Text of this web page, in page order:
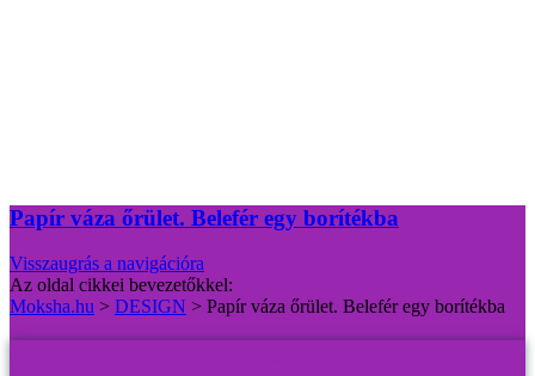
Papír váza őrület. Belefér egy borítékba
Visszaugrás a navigációra
Az oldal cikkei bevezetőkkel:
Moksha.hu > DESIGN > Papír váza őrület. Belefér egy borítékba